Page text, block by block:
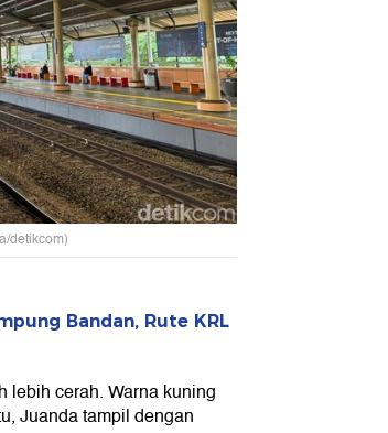
detikcom)
Bandan, Rute KRL
lebih cerah. Warna kuning
Juanda tampil dengan